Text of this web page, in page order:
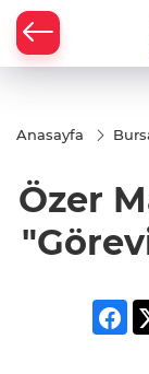
Anasayfa
Özer